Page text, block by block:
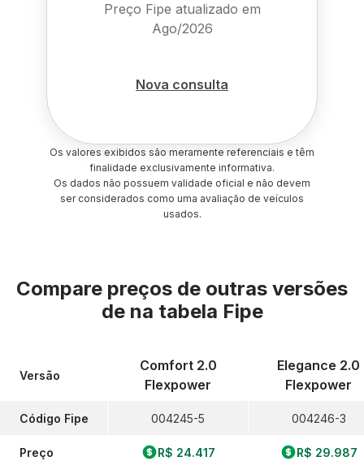
Preço Fipe atualizado em
Ago/2026
Nova consulta
Os valores exibidos são meramente referenciais e têm
finalidade exclusivamente informativa.
Os dados não possuem validade oficial e não devem
ser considerados como uma avaliação de veículos
usados.
Compare preços de outras versões
de na tabela Fipe
Versão
Código Fipe
Preço
Comfort 2.0
Flexpower
004245-5
R$ 24.417
Elegance 2.0
Flexpower
004246-3
R$ 29.987